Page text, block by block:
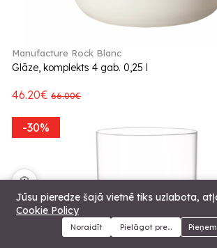
Menu Kategorijas Meklēt
Manufacture Rock Blanc
Glāze, komplekts 4 gab. 0,25 l
46.20€ 66.00€
-30%
Jūsu pieredze šajā vietnē tiks uzlabota,
Cookie Policy
Noraidīt Pielāgot preferences
🍪